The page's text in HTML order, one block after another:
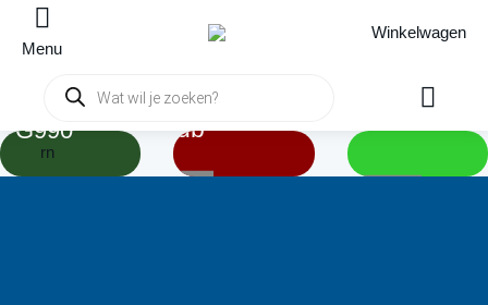
Menu
Winkelwagen
Producten
zoeken
rn
G990
Onderhoud van je
Whirlpool / Hottub
Een tuinberegening